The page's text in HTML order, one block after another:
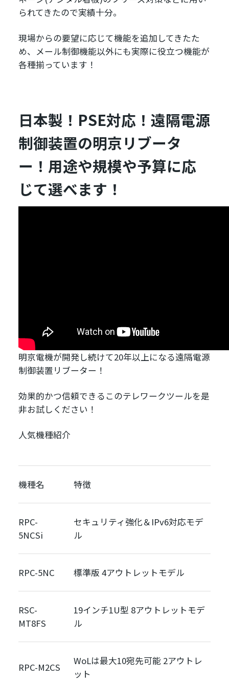
られてきたので実績十分。
現場からの要望に応じて機能を追加してきたた
め、メール制御機能以外にも実際に役立つ機能が
各種揃っています！
日本製！PSE対応！遠隔電源
制御装置の明京リブータ
ー！用途や規模や予算に応
じて選べます！
明京電機が開発し続けて20年以上になる遠隔電源
制御装置リブーター！
効果的かつ信頼できるこのテレワークツールを是
非お試しください！
人気機種紹介
機種名 特徴
RPC-
5NCSi
セキュリティ強化＆IPv6対応モデ
ル
RPC-5NC 標準版 4アウトレットモデル
RSC-
MT8FS
19インチ1U型 8アウトレットモデ
ル
RPC-M2CS
WoLは最大10宛先可能 2アウトレ
ット